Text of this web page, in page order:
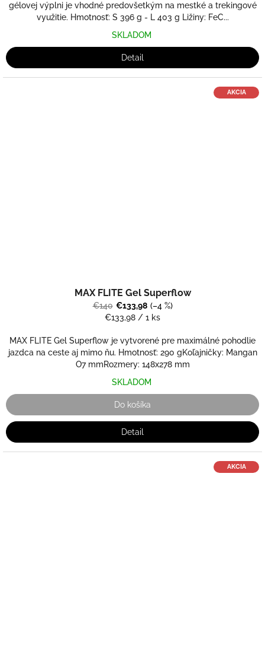
gélovej výplni je vhodné predovšetkým na mestké a trekingové
využitie. Hmotnosť: S 396 g - L 403 g Ližiny: FeC...
SKLADOM
Detail
AKCIA
MAX FLITE Gel Superflow
€140 €133,98 (–4 %)
Jednotková
€133,98 / 1 ks
MAX FLITE Gel Superflow je vytvorené pre maximálné pohodlie
jazdca na ceste aj mimo ňu. Hmotnosť: 290 gKoľajničky: Mangan
O7 mmRozmery: 148x278 mm
SKLADOM
Do košíka
Detail
AKCIA